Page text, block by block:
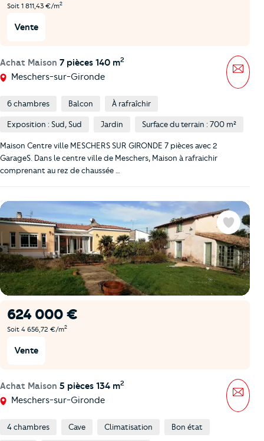
Soit 1 811,43 €/m2
Vente
Achat Maison 7 pièces 140 m2
Meschers-sur-Gironde
6 chambres Balcon À rafraîchir
Exposition : Sud, Sud Jardin Surface du terrain : 700 m²
Maison Centre ville MESCHERS SUR GIRONDE 7 pièces avec 2
GarageS. Dans le centre ville de Meschers, Maison à rafraichir
comprenant au rez de chaussée …
624 000 €
Soit 4 656,72 €/m2
Vente
Achat Maison 5 pièces 134 m2
Meschers-sur-Gironde
Favoris
4 chambres Cave Climatisation Bon état